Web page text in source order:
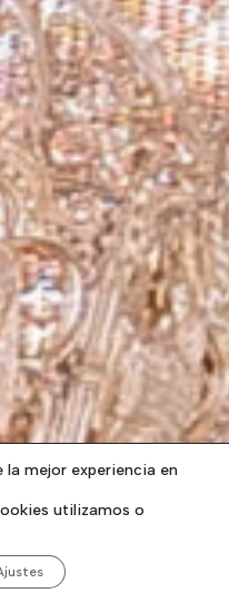
mejor experiencia en
utilizamos o